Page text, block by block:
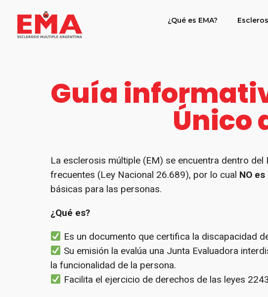
¿Qué es EMA?
Guía
Único
La esclerosis múltiple (EM) se encuentra dentro
frecuentes (Ley Nacional 26.689), por lo cual NO
básicas para las personas.
¿Qué es?
Es un documento que certifica la discapacidad
Su emisión la evalúa una Junta Evaluadora
la funcionalidad de la persona.
Facilita el ejercicio de derechos de las leyes